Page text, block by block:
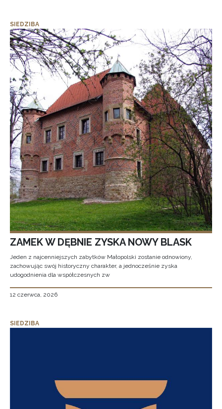
SIEDZIBA
ZAMEK W DĘBNIE ZYSKA NOWY BLASK
Jeden z najcenniejszych zabytków Małopolski zostanie odnowiony,
zachowując swój historyczny charakter, a jednocześnie zyska
udogodnienia dla współczesnych zw
12 czerwca, 2026
SIEDZIBA